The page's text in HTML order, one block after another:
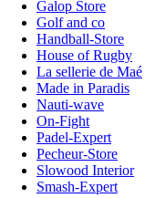
Galop Store
Golf and co
Handball-Store
House of Rugby
La sellerie de Maé
Made in Paradis
Nauti-wave
On-Fight
Padel-Expert
Pecheur-Store
Slowood Interior
Smash-Expert